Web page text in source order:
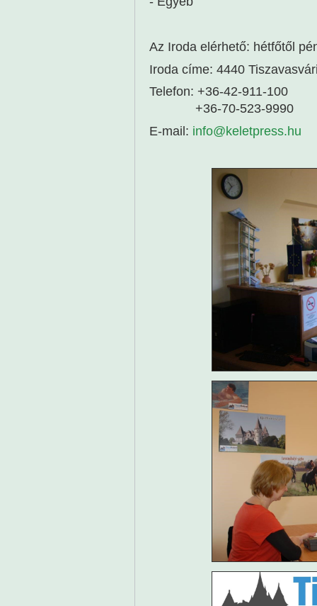
Az Iroda elérhető: hétfőtől
Iroda címe: 4440
Telefon: +36-42-911-100
+36-70-523-9990
E-mail: info@keletpress.hu